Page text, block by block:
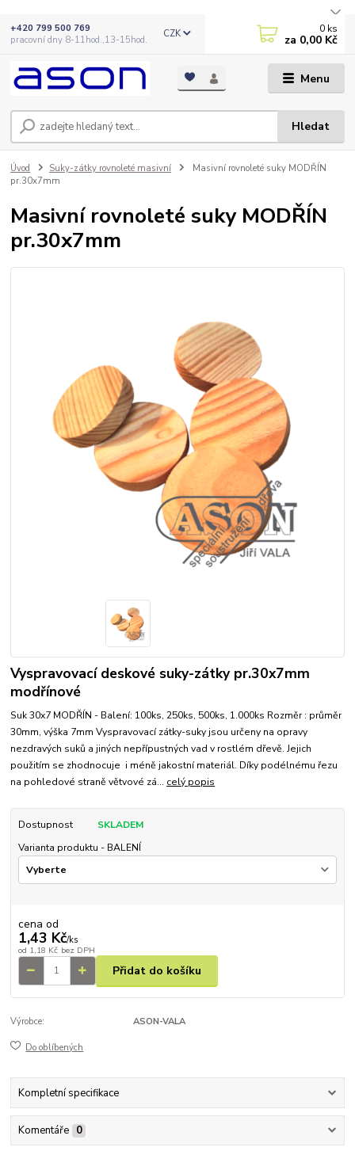
Menu
CZK
Hledat
+420 799 500 769
pracovní dny 8-11hod.,13-15hod.
0 ks
za 0,00 Kč
Úvod Suky-zátky rovnoleté masivní
Masivní rovnoleté suky MODŘÍN
pr.30x7mm
Masivní rovnoleté suky MODŘÍN
pr.30x7mm
Vyspravovací deskové suky-zátky pr.30x7mm
modřínové
Suk 30x7 MODŘÍN - Balení: 100ks, 250ks, 500ks, 1.000ks Rozměr : průměr
30mm, výška 7mm Vyspravovací zátky-suky jsou určeny na opravy
nezdravých suků a jiných nepřípustných vad v rostlém dřevě. Jejich
použitím se zhodnocuje i méně jakostní materiál. Díky podélnému řezu
na pohledové straně větvové zá... celý popis
Dostupnost
SKLADEM
Varianta produktu - BALENÍ
cena od
1,43 Kč/ks
od 1,18 Kč bez DPH
Přidat do košíku
Výrobce: ASON-VALA
Do oblíbených
Kompletní specifikace
Komentáře 0